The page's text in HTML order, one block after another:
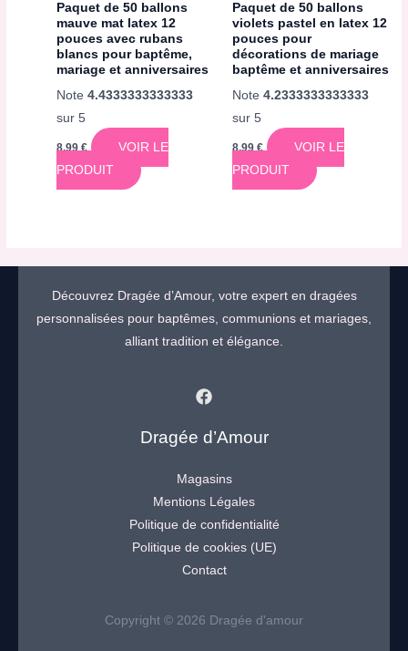
Paquet de 50 ballons
mauve mat latex 12
pouces avec rubans
blancs pour baptême,
mariage et anniversaires
Note4.4333333333333
sur 5
8,99€
VOIR LE
PRODUIT
Paquet de 50 ballons
violets pastel en latex 12
pouces pour
décorations de mariage
baptême et anniversaires
Note 4.2333333333333
sur 5
8,99 €
VOIR LE
PRODUIT
Découvrez Dragée d’Amour, votre expert en dragées
personnalisées pour baptêmes, communions et mariages,
alliant tradition et élégance.
Dragée d’Amour
Magasins
Mentions Légales
Politique de confidentialité
Politique de cookies (UE)
Contact
Copyright © 2026 Dragée d'amour